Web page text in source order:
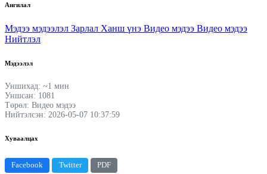
Ангилал
Мэдээ мэдээлэл Зарлал Ханш үнэ Видео мэдээ Видео мэдээ
Нийтлэл
Мэдээлэл
Уншихад: ~1 мин
Уншсан: 1081
Төрөл: Видео мэдээ
Нийтэлсэн: 2026-05-07 10:37:59
Хуваалцах
Facebook Twitter PDF